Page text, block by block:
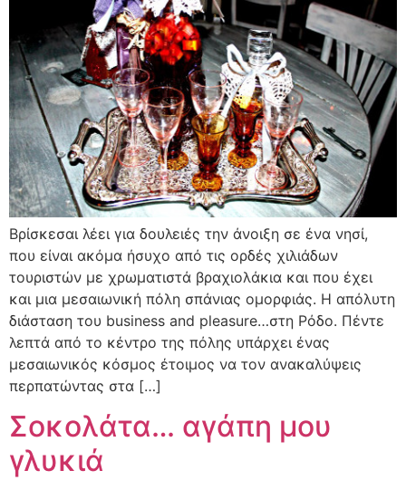
Βρίσκεσαι λέει για δουλειές την άνοιξη σε ένα νησί,
που είναι ακόμα ήσυχο από τις ορδές χιλιάδων
τουριστών με χρωματιστά βραχιολάκια και που έχει
και μια μεσαιωνική πόλη σπάνιας ομορφιάς. Η απόλυτη
διάσταση του business and pleasure…στη Ρόδο. Πέντε
λεπτά από το κέντρο της πόλης υπάρχει ένας
μεσαιωνικός κόσμος έτοιμος να τον ανακαλύψεις
περπατώντας στα […]
Σοκολάτα… αγάπη μου
γλυκιά